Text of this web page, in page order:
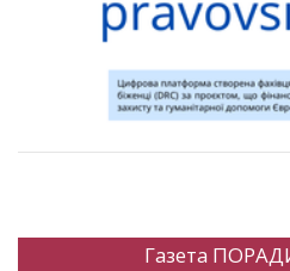
Газета